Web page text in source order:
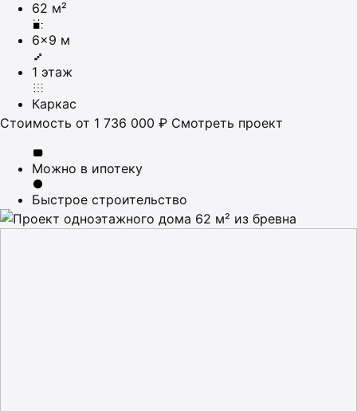
62 м²
6×9 м
1 этаж
Каркас
Стоимость от 1 736 000 ₽ Смотреть проект
Можно в ипотеку
Быстрое строительство